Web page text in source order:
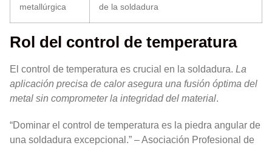
metallúrgica
de la soldadura
Rol del control de temperatura
El control de temperatura es crucial en la soldadura. La
aplicación precisa de calor asegura una fusión óptima del
metal sin comprometer la integridad del material.
“Dominar el control de temperatura es la piedra angular de
una soldadura excepcional.” – Asociación Profesional de